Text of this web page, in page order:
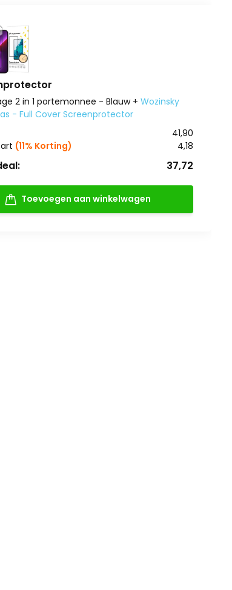
2 in 1 portemonnee - Blauw + Wozinsky
- Full Cover Screenprotector
41,90
(11% Korting) 4,18
37,72
Toevoegen aan winkelwagen